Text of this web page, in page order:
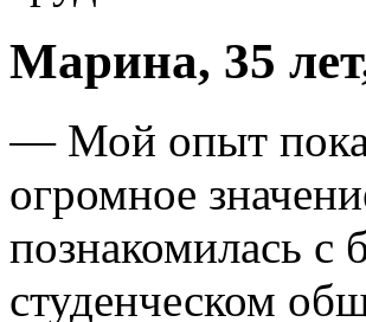
Марина, 35
— Мой опыт
огромное
познакомилась
студенческом